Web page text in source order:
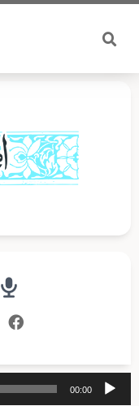
تخطي
المحتوى
مشغل
الصوت
00:00